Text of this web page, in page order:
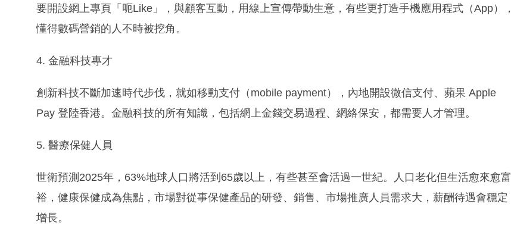
要開設網上專頁「呃Like」，與顧客互動，用線上宣傳帶動生意，有些更打造手機應用程式（App），
懂得數碼營銷的人不時被挖角。
4. 金融科技專才
創新科技不斷加速時代步伐，就如移動支付（mobile payment），內地開設微信支付、蘋果 Apple
Pay 登陸香港。金融科技的所有知識，包括網上金錢交易過程、網絡保安，都需要人才管理。
5. 醫療保健人員
世衛預測2025年，63%地球人口將活到65歲以上，有些甚至會活過一世紀。人口老化但生活愈來愈富
裕，健康保健成為焦點，市場對從事保健產品的研發、銷售、市場推廣人員需求大，薪酬待遇會穩定
增長。